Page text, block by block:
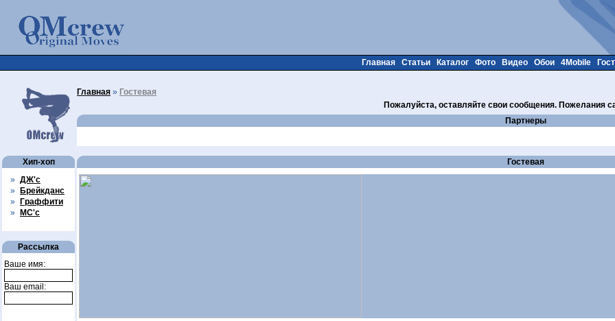
Хип-хоп
» ДЖ'с
»
Брейкданс
»
Граффити
»
МС'с
Рассылка
Ваше имя:
Ваш email:
Главная Статьи Каталог Фото Видео Обои 4Mobile
Главная » Гостевая
Пожалуйста, оставляйте свои сообщения. Пожелания
Партнеры
Гостевая